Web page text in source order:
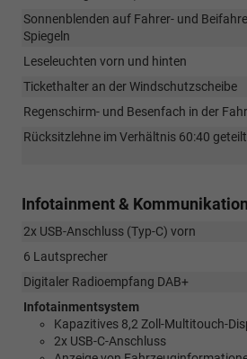
Sonnenblenden auf Fahrer- und
Spiegeln
Leseleuchten vorn und hinten
Tickethalter an der Windschutzscheibe
Regenschirm- und Besenfach in der
Rücksitzlehne im Verhältnis 60:40
Infotainment & Kommunikation
2x USB-Anschluss (Typ-C) vorn
6 Lautsprecher
Digitaler Radioempfang DAB+
Infotainmentsystem
Kapazitives 8,2 Zoll-Multitouch-
2x USB-C-Anschluss